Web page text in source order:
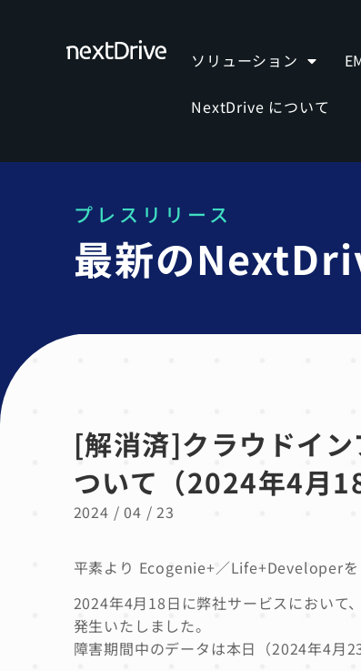
ソリューション
NextDrive について
プレスリリース
最新の
[解消済]クラウドイ
ついて（2024年4月
2024 / 04 / 23
平素より Ecogenie+／Life+Developerを
2024年4月18日に弊社サービスにおいて
発生いた しました。
障害期間中のデータは本日（2024年4月